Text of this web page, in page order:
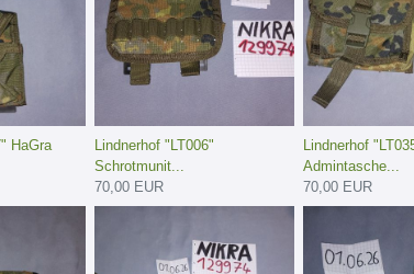
HaGra
Lindnerhof "LT006"
Schrotmunit...
70,00 EUR
Lindnerhof
Admintasche...
70,00 EUR